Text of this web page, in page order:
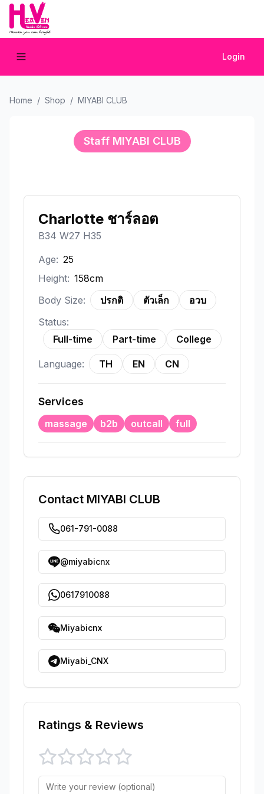
Login
Home / Shop / MIYABI CLUB
Staff MIYABI CLUB
Charlotte ชาร์ลอต
B34 W27 H35
Age: 25
Height: 158cm
Body Size:
ปรกติ ตัวเล็ก
อวบ
Status:
Full-time
Part-time College
Language: TH EN CN
Services
massage b2b outcall full
Contact MIYABI CLUB
061-791-0088
@miyabicnx
0617910088
Miyabicnx
Miyabi_CNX
Ratings & Reviews